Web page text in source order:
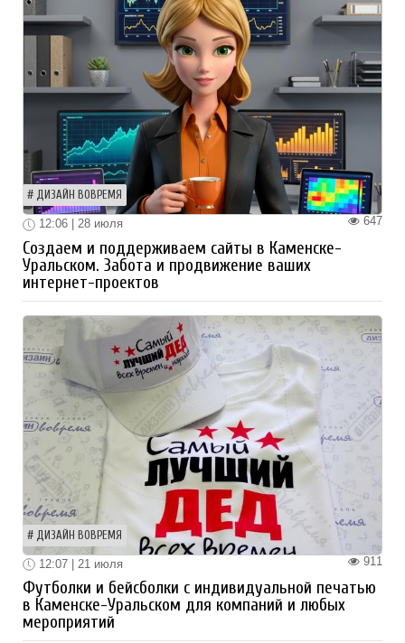
ДИЗАЙН ВОВРЕМЯ
647
12:06 | 28 июля
Создаем и поддерживаем сайты в Каменске-
Уральском. Забота и продвижение ваших
интернет-проектов
ДИЗАЙН ВОВРЕМЯ
911
12:07 | 21 июля
Футболки и бейсболки с индивидуальной печатью
в Каменске-Уральском для компаний и любых
мероприятий